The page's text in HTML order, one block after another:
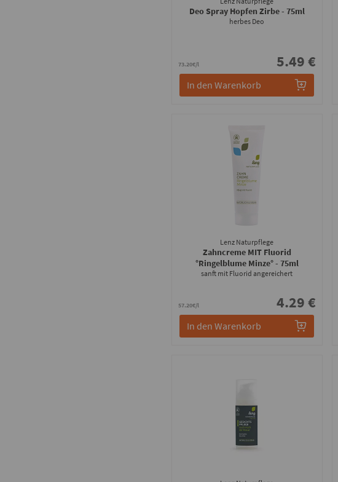
Deo Spray Hopfen Zirbe- 75ml
herbes Deo
73.20€/l 5.49 €
In den Warenkorb
Lenz Naturpflege
Zahncreme MIT Fluorid
°Ringelblume Minze°- 75ml
sanft mit Fluorid angereichert
57.20€/l 4.29 €
In den Warenkorb